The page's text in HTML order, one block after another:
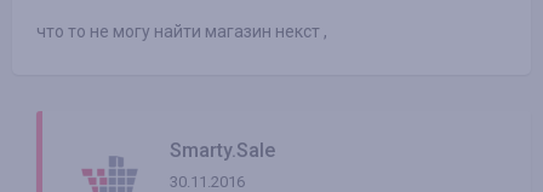
что то не могу найти магазин некст ,
Smarty.Sale
30.11.2016